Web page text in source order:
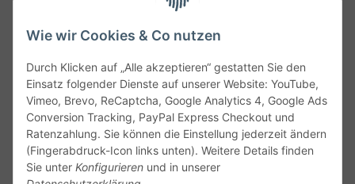
Wie wir Cookies & Co nutzen
Durch Klicken auf „Alle akzeptieren“ gestatten Sie den
Einsatz folgender Dienste auf unserer Website: YouTube,
Vimeo, Brevo, ReCaptcha, Google Analytics 4, Google Ads
Conversion Tracking, PayPal Express Checkout und
Ratenzahlung. Sie können die Einstellung jederzeit ändern
(Fingerabdruck-Icon links unten). Weitere Details finden
Sie unter Konfigurieren und in unserer
Service
Gesetzliche Informationen
Alle technischen Angaben ohne Gewähr. Irrtümer und fehlerhafte
Angaben vorbehalten. Wenn Sie Datenblätter oder spezielle